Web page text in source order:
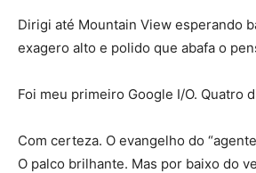
Dirigi até Mountain View esperando
exagero alto e polido que abafa o
Foi meu primeiro Google I/O. Quatro
Com certeza. O evangelho do
O palco brilhante. Mas por baixo do